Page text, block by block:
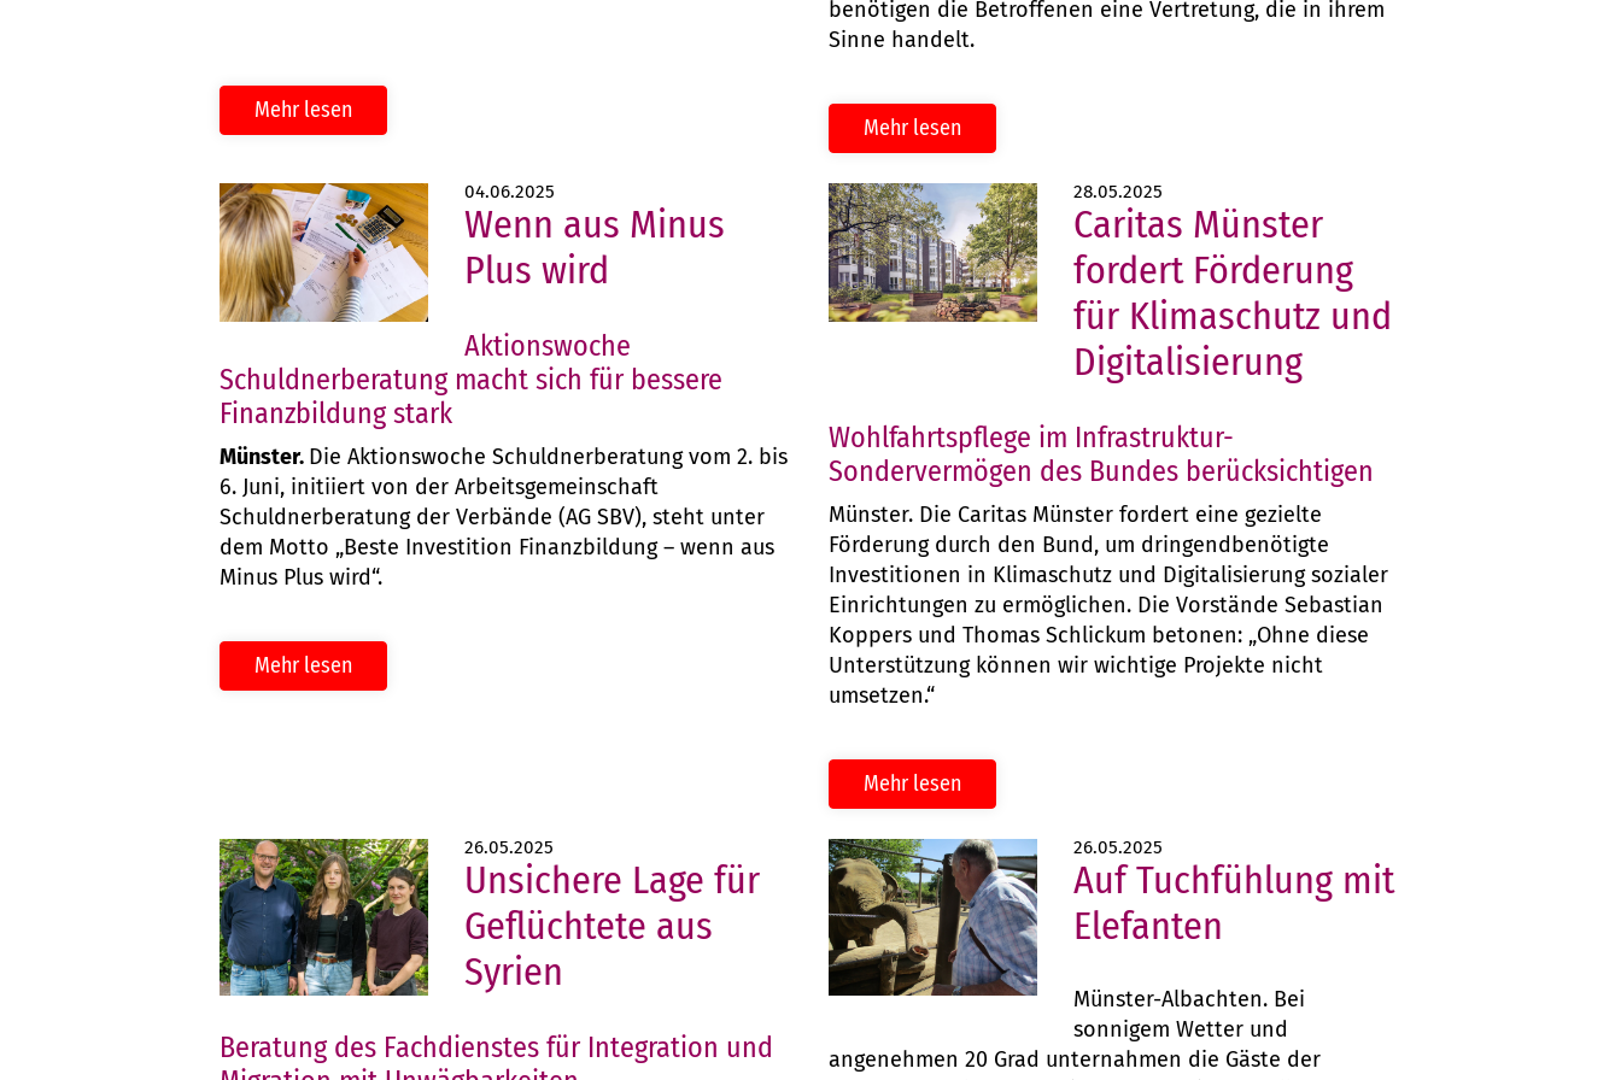
Mehr lesen
benötigen die Betroffenen eine Vertretung, die in ihrem
Sinne handelt.
Mehr lesen
04.06.2025
Wenn aus Minus
Plus wird
Aktionswoche
Schuldnerberatung macht sich für bessere
Finanzbildung stark
Münster. Die Aktionswoche Schuldnerberatung vom 2. bis
6. Juni, initiiert von der Arbeitsgemeinschaft
Schuldnerberatung der Verbände (AG SBV), steht unter
dem Motto „Beste Investition Finanzbildung – wenn aus
Minus Plus wird“.
Mehr lesen
28.05.2025
Caritas Münster
fordert Förderung
für Klimaschutz und
Digitalisierung
Wohlfahrtspflege im Infrastruktur-
Sondervermögen des Bundes berücksichtigen
Münster. Die Caritas Münster fordert eine gezielte
Förderung durch den Bund, um dringendbenötigte
Investitionen in Klimaschutz und Digitalisierung sozialer
Einrichtungen zu ermöglichen. Die Vorstände Sebastian
Koppers und Thomas Schlickum betonen: „Ohne diese
Unterstützung können wir wichtige Projekte nicht
umsetzen.“
Mehr lesen
26.05.2025
Unsichere Lage für
Geflüchtete aus
Syrien
Beratung des Fachdienstes für Integration und
26.05.2025
Auf Tuchfühlung mit
Elefanten
Münster-Albachten. Bei
sonnigem Wetter und
angenehmen 20 Grad unternahmen die Gäste der